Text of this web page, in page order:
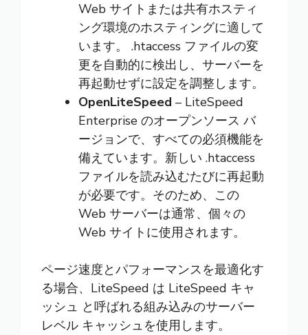
Web サイトまたは共有ホスティ
ング環境のホスティングに適して
います。 .htaccess ファイルの変
更を自動的に検出し、サーバーを
再起動せずに設定を調整します。
OpenLiteSpeed – LiteSpeed
Enterprise のオープンソース バ
ージョンで、すべての必須機能を
備えています。新しい .htaccess
ファイルを読み込むたびに再起動
が必要です。そのため、この
Web サーバーは通常、個々の
Web サイトに使用されます。
ページ速度とパフォーマンスを最適化す
る場合、LiteSpeed は LiteSpeed キャ
ッシュ と呼ばれる組み込みのサーバー
レベル キャッシュを使用します。